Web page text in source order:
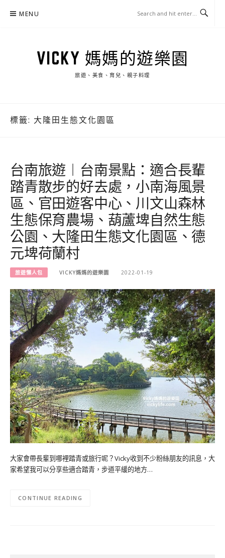
MENU
VICKY 媽媽的遊樂園
旅遊、美食、育兒、親子料理
標籤: 大隆田生態文化園區
台南旅遊︱台南景點：適合長輩
踏青散步的好去處，小南海風景
區、官田遊客中心、川文山森林
生態保育農場、葫蘆埤自然生態
公園、大隆田生態文化園區、德
元埤荷蘭村
旅遊懶人包 VICKY媽媽的遊樂園 2022-01-19
大家會帶長輩到哪裡踏青或旅行呢？Vicky收到不少粉絲朋友的訊息，大
家希望我可以分享些適合踏青，步道平緩的地方…
CONTINUE READING